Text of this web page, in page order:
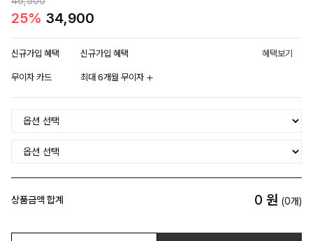
25% 34,900
신규가입 혜택 신규가입 혜택 혜택보기
무이자 카드 최대 6개월 무이자
상품금액 합계 0 원 (0개)